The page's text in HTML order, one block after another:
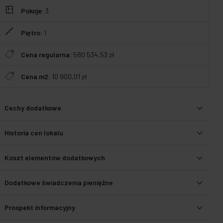
Pokoje: 3
Piętro: 1
Cena regularna: 580 534,53 zł
Cena m2: 10 900,01 zł
Cechy dodatkowe
Historia cen lokalu
Koszt elementów dodatkowych
Dodatkowe świadczenia pieniężne
Prospekt informacyjny